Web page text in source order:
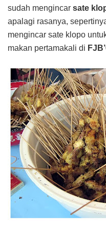
sudah mengincar sate
apalagi rasanya,
mengincar sate klopo
makan pertamakali di